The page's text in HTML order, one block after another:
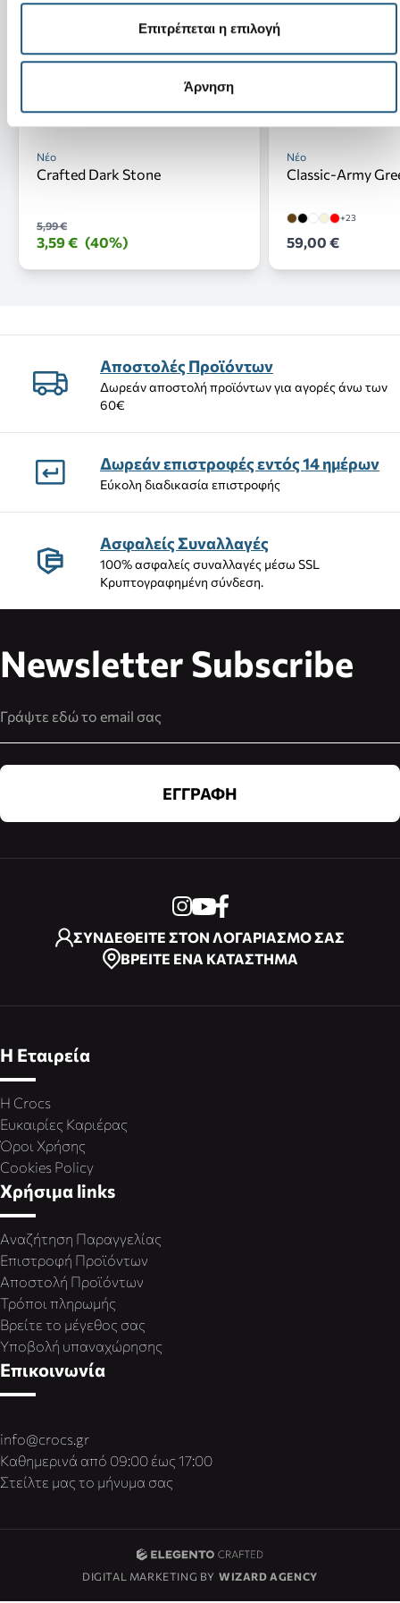
Επιτρέπεται η επιλογή
Άρνηση
Νέο
Crafted Dark Stone
5,99 €
3,59 € (40%)
Νέο
Classic-Army
+23
59,00 €
Αποστολές Προϊόντων
Δωρεάν αποστολή προϊόντων για αγορές άνω των
60€
Δωρεάν επιστροφές εντός 14 ημέρων
Εύκολη διαδικασία επιστροφής
Ασφαλείς Συναλλαγές
100% ασφαλείς συναλλαγές μέσω SSL
Κρυπτογραφημένη σύνδεση.
Newsletter Subscribe
ΕΓΓΡΑΦΗ
ΣΥΝΔΕΘΕΙΤΕ ΣΤΟΝ ΛΟΓΑΡΙΑΣΜΟ ΣΑΣ
ΒΡΕΙΤΕ ΕΝΑ ΚΑΤΑΣΤΗΜΑ
Η Εταιρεία
Η Crocs
Ευκαιρίες Καριέρας
Όροι Χρήσης
Cookies Policy
Χρήσιμα links
Αναζήτηση Παραγγελίας
Επιστροφή Προϊόντων
Αποστολή Προϊόντων
Τρόποι πληρωμής
Βρείτε το μέγεθος σας
Υποβολή υπαναχώρησης
Επικοινωνία
info@crocs.gr
Καθημερινά από 09:00 έως 17:00
Στείλτε μας το μήνυμα σας
DIGITAL MARKETING BY WIZARD AGENCY